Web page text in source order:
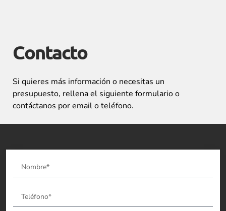
Contacto
Si quieres más información o necesitas un
presupuesto, rellena el siguiente formulario o
contáctanos por email o teléfono.